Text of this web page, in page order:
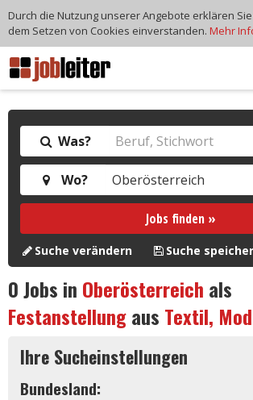
Was?
Wo?
Jobs finden »
Suche verändern Suche
0Jobs in Oberösterreich als
Festanstellungaus Textil,
Ihre Sucheinstellungen
Bundesland:
Durch die Nutzung unserer Angebote erklären
dem Setzen von Cookies einverstanden. Mehr